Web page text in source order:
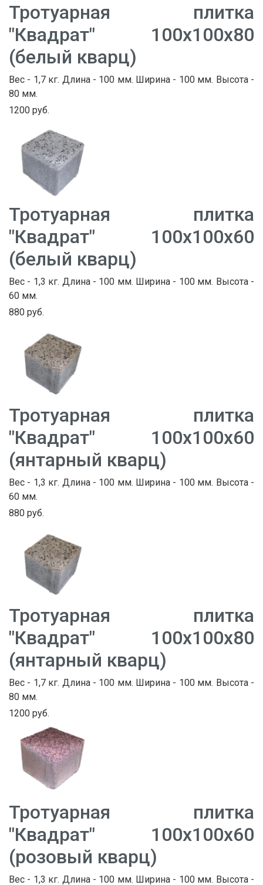
Тротуарная плитка
"Квадрат" 100х100х80
(белый кварц)
Вес - 1,7 кг. Длина - 100 мм. Ширина - 100 мм. Высота -
80 мм.
1200 руб.
Тротуарная плитка
"Квадрат" 100х100х60
(белый кварц)
Вес - 1,3 кг. Длина - 100 мм. Ширина - 100 мм. Высота -
60 мм.
880 руб.
Тротуарная плитка
"Квадрат" 100х100х60
(янтарный кварц)
Вес - 1,3 кг. Длина - 100 мм. Ширина - 100 мм. Высота -
60 мм.
880 руб.
Тротуарная плитка
"Квадрат" 100х100х80
(янтарный кварц)
Вес - 1,7 кг. Длина - 100 мм. Ширина - 100 мм. Высота -
80 мм.
1200 руб.
Тротуарная плитка
"Квадрат" 100х100х60
(розовый кварц)
Вес - 1,3 кг. Длина - 100 мм. Ширина - 100 мм. Высота -